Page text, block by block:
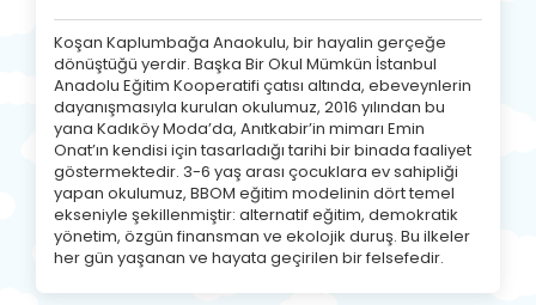
Koşan Kaplumbağa Anaokulu, bir hayalin gerçeğe
dönüştüğü yerdir. Başka Bir Okul Mümkün İstanbul
Anadolu Eğitim Kooperatifi çatısı altında, ebeveynlerin
dayanışmasıyla kurulan okulumuz, 2016 yılından bu
yana Kadıköy Moda’da, Anıtkabir’in mimarı Emin
Onat’ın kendisi için tasarladığı tarihi bir binada faaliyet
göstermektedir. 3-6 yaş arası çocuklara ev sahipliği
yapan okulumuz, BBOM eğitim modelinin dört temel
ekseniyle şekillenmiştir: alternatif eğitim, demokratik
yönetim, özgün finansman ve ekolojik duruş. Bu ilkeler
her gün yaşanan ve hayata geçirilen bir felsefedir.